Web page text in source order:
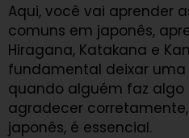
Aqui, você vai aprender
comuns em japonês,
Hiragana, Katakana e
fundamental deixar
quando alguém faz algo
agradecer
japonês, é essencial.